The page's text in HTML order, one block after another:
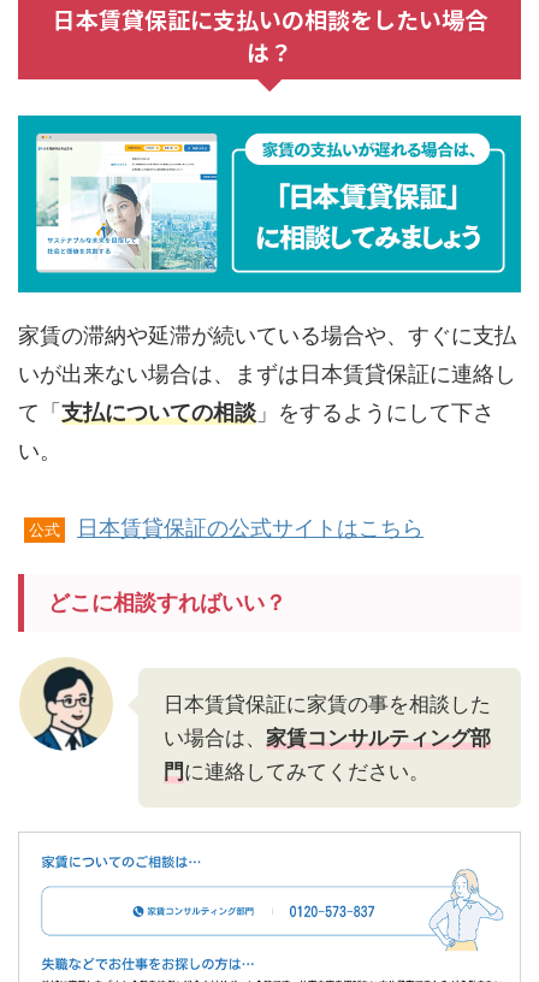
日本賃貸保証に支払いの相談をしたい場合
は？
家賃の滞納や延滞が続いている場合や、すぐに支払
いが出来ない場合は、まずは日本賃貸保証に連絡し
て「 支払についての相談 」をするようにして下さ
い。
公式 日本賃貸保証の公式サイトはこちら
どこに相談すればいい？
日本賃貸保証に家賃の事を相談した
い場合は、 家賃コンサルティング部
門に連絡してみてください。